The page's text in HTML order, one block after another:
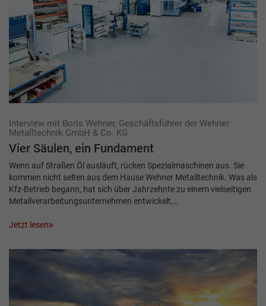
Interview mit Boris Wehner, Geschäftsführer der Wehner
Metalltechnik GmbH & Co. KG
Vier Säulen, ein Fundament
Wenn auf Straßen Öl ausläuft, rücken Spezialmaschinen aus. Sie
kommen nicht selten aus dem Hause Wehner Metalltechnik. Was als
Kfz-Betrieb begann, hat sich über Jahrzehnte zu einem vielseitigen
Metallverarbeitungsunternehmen entwickelt,…
Jetzt lesen